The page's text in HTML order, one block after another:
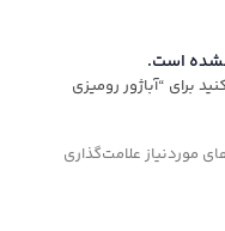
است.
برای “آباژور رومیزی
موردنیاز علامت‌گذاری